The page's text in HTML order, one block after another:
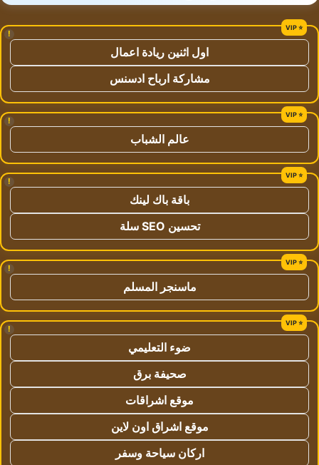
!
اول اثنين ريادة اعمال
مشاركة ارباح ادسنس
!
عالم الشباب
!
باقة باك لينك
تحسين SEO سلة
!
ماسنجر المسلم
!
ضوء التعليمي
صحيفة برق
موقع اشراقات
موقع اشراق اون لاين
اركان سياحة وسفر